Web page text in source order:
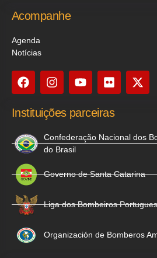
Acompanhe
Agenda
Notícias
Instituições parceiras
Confederação Nacional dos
do Brasil
Governo de Santa Catarina
Liga dos Bombeiros
Organización de Bomberos